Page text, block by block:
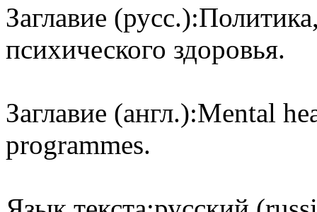
Заглавие (русс.):
психического здоровья.
Заглавие (англ.):Mental
programmes.